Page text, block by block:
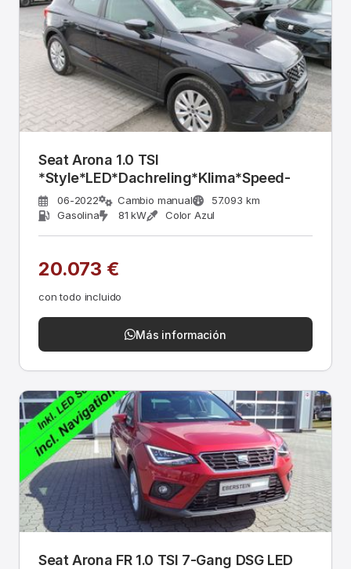
Seat Arona 1.0 TSI
*Style*LED*Dachreling*Klima*Speed-
06-2022 Cambio manual
57.093 km
Gasolina
81 kW Color Azul
20.073 €
con todo incluido
Más información
Seat Arona FR 1.0 TSI 7-Gang DSG LED